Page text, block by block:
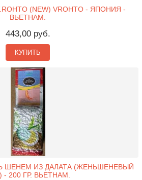
(NEW) VROHTO - ЯПОНИЯ -
ВЬЕТНАМ.
443,00 руб.
КУПИТЬ
ШЕНЕМ ИЗ ДАЛАТА (ЖЕНЬШЕНЕВЫЙ
- 200 ГР. ВЬЕТНАМ.